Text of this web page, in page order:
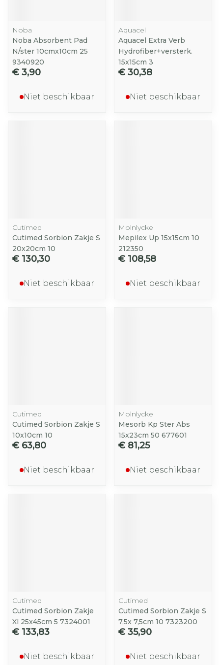
Noba
Noba Absorbent Pad
N/ster 10cmx10cm 25
9340920
€ 3,90
Niet beschikbaar
Aquacel
Aquacel Extra Verb
Hydrofiber+versterk.
15x15cm 3
€ 30,38
Niet beschikbaar
Cutimed
Cutimed Sorbion Zakje S
20x20cm 10
€ 130,30
Niet beschikbaar
Molnlycke
Mepilex Up 15x15cm 10
212350
€ 108,58
Niet beschikbaar
Cutimed
Cutimed Sorbion Zakje S
10x10cm 10
€ 63,80
Niet beschikbaar
Molnlycke
Mesorb Kp Ster Abs
15x23cm 50 677601
€ 81,25
Niet beschikbaar
Cutimed
Cutimed Sorbion Zakje
Xl 25x45cm 5 7324001
€ 133,83
Niet beschikbaar
Cutimed
Cutimed Sorbion Zakje S
7,5x 7,5cm 10 7323200
€ 35,90
Niet beschikbaar